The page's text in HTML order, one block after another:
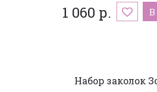
1 060 р. В
Набор заколок